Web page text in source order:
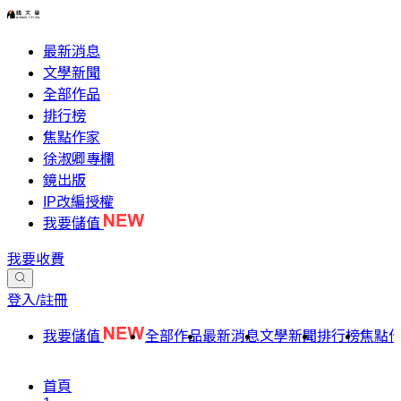
最新消息
文學新聞
全部作品
排行榜
焦點作家
徐淑卿專欄
鏡出版
IP改編授權
我要儲值
我要收費
登入/註冊
我要儲值 全部作品最新消息文學新聞排行榜焦點
首頁